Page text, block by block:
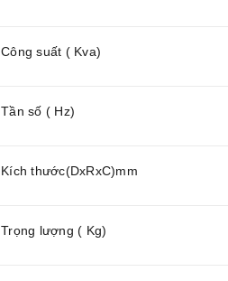
Công suất ( Kva)
Tần số ( Hz)
Kích thước(DxRxC)mm
Trọng lượng ( Kg)